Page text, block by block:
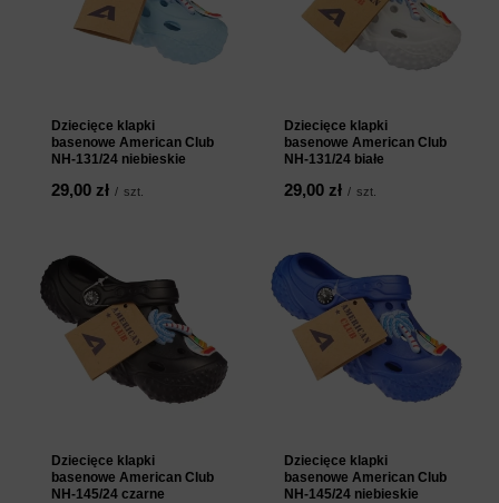
Dziecięce klapki
basenowe American Club
NH-131/24 niebieskie
29,00 zł / szt.
Dziecięce klapki
basenowe American Club
NH-131/24 białe
29,00 zł / szt.
Dziecięce klapki
basenowe American Club
NH-145/24 czarne
Dziecięce klapki
basenowe American Club
NH-145/24 niebieskie